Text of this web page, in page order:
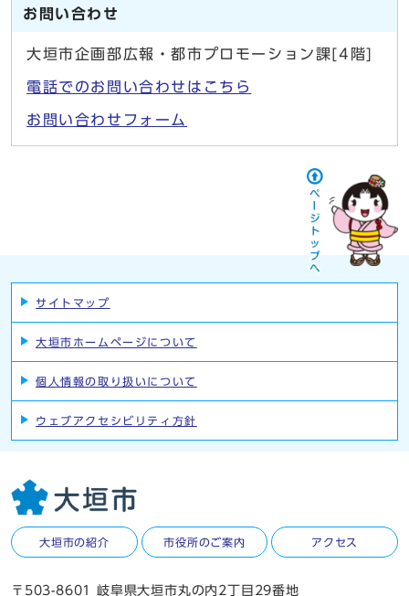
お問い合わせ
大垣市企画部広報・都市プロモーション課[4階]
電話でのお問い合わせはこちら
お問い合わせフォーム
サイトマップ
大垣市ホームページについて
個人情報の取り扱いについて
ウェブアクセシビリティ方針
大垣市の紹介 市役所のご案内 アクセス
〒503-8601 岐阜県大垣市丸の内2丁目29番地